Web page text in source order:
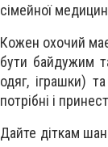
сімейної
Кожен охочий
бути байдужим
одяг, іграшки)
потрібні і
Дайте діткам